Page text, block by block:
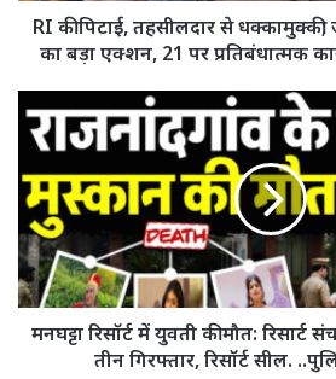
प्रशासन
21
प्रतिबंधात्मक
कार्रवाई,
12
भेजे
गए
जेल
RI की पिटाई, तहसीलदार से
का बड़ा एक्शन, 21 पर प्रतिबंधात्मक
रिसॉर्ट
युवती
की
मौत:
रिसार्ट
संचालक
पर
रेपमनघट्टा रिसॉर्ट में युवती की मौत:
तीन गिरफ्तार, रिसॉर्ट सील.